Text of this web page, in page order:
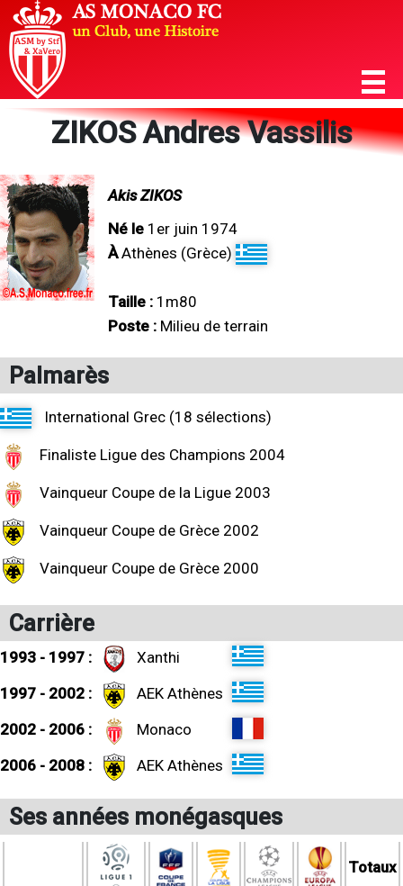
ZIKOS Andres Vassilis
Akis ZIKOS
Né le 1er juin 1974
ÀAthènes (Grèce)
Taille : 1m80
Poste : Milieu de terrain
Palmarès
International Grec (18 sélections)
Finaliste Ligue des Champions 2004
Vainqueur Coupe de la Ligue 2003
Vainqueur Coupe de Grèce 2002
Vainqueur Coupe de Grèce 2000
Carrière
1993 - 1997 :
Xanthi
1997 - 2002 :
AEK Athènes
2002 - 2006 :
Monaco
2006 - 2008 :
AEK Athènes
Ses années monégasques
Totaux